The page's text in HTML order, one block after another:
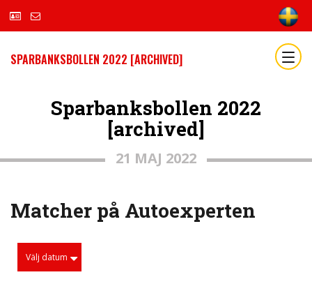
SPARBANKSBOLLEN 2022 [ARCHIVED]
Sparbanksbollen 2022
[archived]
21 MAJ 2022
Matcher på Autoexperten
Välj datum